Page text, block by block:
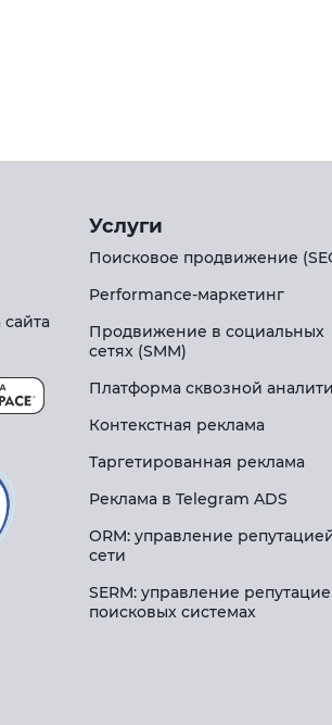
Услуги
Поисковое продвижение
Performance-маркетинг
Продвижение в социальных
сетях (SMM)
Платформа сквозной
Контекстная реклама
Таргетированная реклама
Реклама в Telegram ADS
ORM: управление
сети
SERM: управление
поисковых системах